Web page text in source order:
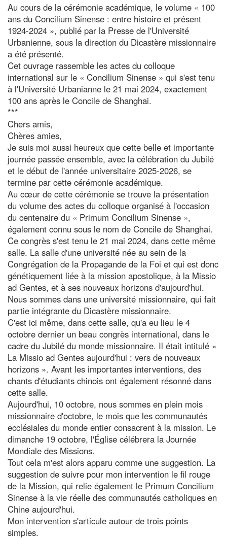
Au cours de la cérémonie académique, le volume « 100
ans du Concilium Sinense : entre histoire et présent
1924-2024 », publié par la Presse de l'Université
Urbanienne, sous la direction du Dicastère missionnaire
a été présenté.
Cet ouvrage rassemble les actes du colloque
international sur le « Concilium Sinense » qui s'est tenu
à l'Université Urbanianne le 21 mai 2024, exactement
100 ans après le Concile de Shanghai.
***
Chers amis,
Chères amies,
Je suis moi aussi heureux que cette belle et importante
journée passée ensemble, avec la célébration du Jubilé
et le début de l'année universitaire 2025-2026, se
termine par cette cérémonie académique.
Au cœur de cette cérémonie se trouve la présentation
du volume des actes du colloque organisé à l'occasion
du centenaire du « Primum Concilium Sinense »,
également connu sous le nom de Concile de Shanghai.
Ce congrès s'est tenu le 21 mai 2024, dans cette même
salle. La salle d'une université née au sein de la
Congrégation de la Propagande de la Foi et qui est donc
génétiquement liée à la mission apostolique, à la Missio
ad Gentes, et à ses nouveaux horizons d'aujourd'hui.
Nous sommes dans une université missionnaire, qui fait
partie intégrante du Dicastère missionnaire.
C'est ici même, dans cette salle, qu'a eu lieu le 4
octobre dernier un beau congrès international, dans le
cadre du Jubilé du monde missionnaire. Il était intitulé «
La Missio ad Gentes aujourd'hui : vers de nouveaux
horizons ». Avant les importantes interventions, des
chants d'étudiants chinois ont également résonné dans
cette salle.
Aujourd'hui, 10 octobre, nous sommes en plein mois
missionnaire d'octobre, le mois que les communautés
ecclésiales du monde entier consacrent à la mission. Le
dimanche 19 octobre, l'Église célébrera la Journée
Mondiale des Missions.
Tout cela m'est alors apparu comme une suggestion. La
suggestion de suivre pour mon intervention le fil rouge
de la Mission, qui relie également le Primum Concilium
Sinense à la vie réelle des communautés catholiques en
Chine aujourd'hui.
Mon intervention s'articule autour de trois points
simples.